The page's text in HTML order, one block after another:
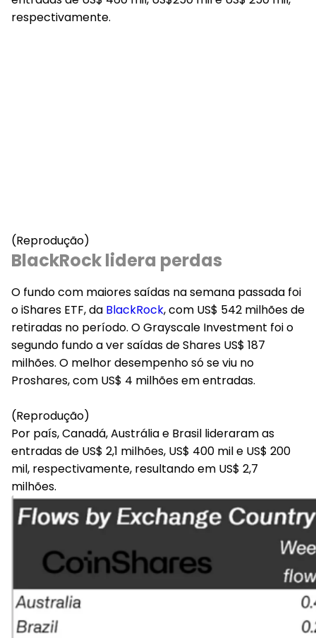
respectivamente.
(Reprodução)
BlackRock lidera perdas
O fundo com maiores saídas na semana passada foi
o iShares ETF, da BlackRock, com US$ 542 milhões de
retiradas no período. O Grayscale Investment foi o
segundo fundo a ver saídas de Shares US$ 187
milhões. O melhor desempenho só se viu no
Proshares, com US$ 4 milhões em entradas.
(Reprodução)
Por país, Canadá, Austrália e Brasil lideraram as
entradas de US$ 2,1 milhões, US$ 400 mil e US$ 200
mil, respectivamente, resultando em US$ 2,7
milhões.